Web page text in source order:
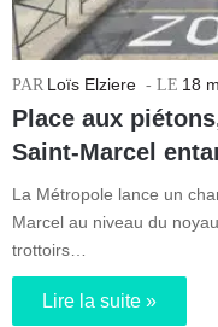
Loïs Elziere 18
Place aux
Saint-Marcel
La Métropole lance un
Marcel au niveau du
trottoirs…
Lire la suite »